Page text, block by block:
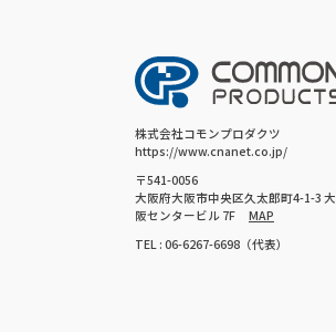
株式会社コモンプロダクツ
https://www.cnanet.co.jp/
〒541-0056
大阪府大阪市中央区久太郎町4-1-3 大
阪センタービル 7F
MAP
TEL : 06-6267-6698（代表）